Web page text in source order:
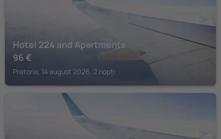
Hotel 224 and Apartments
96 €
Pretoria, 14 august 2026, 2 nopți